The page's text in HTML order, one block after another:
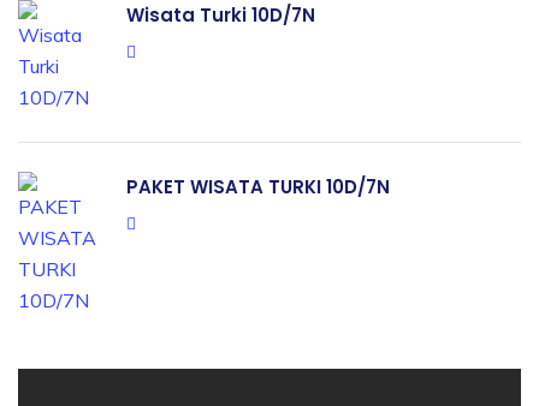
Wisata Turki 10D/7N
PAKET WISATA TURKI 10D/7N